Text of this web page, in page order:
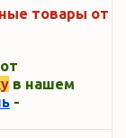
товары от
от
в нашем
-